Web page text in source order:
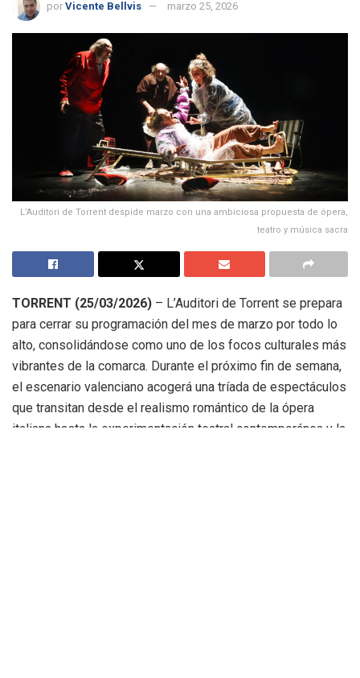
por Vicente Bellvis marzo 25, 2026
L’Auditori de Torrent despide marzo con una ambiciosa propuesta de ópera,
teatro y música sacra
TORRENT (25/03/2026) – L’Auditori de Torrent se prepara
para cerrar su programación del mes de marzo por todo lo
alto, consolidándose como uno de los focos culturales más
vibrantes de la comarca. Durante el próximo fin de semana,
el escenario valenciano acogerá una tríada de espectáculos
que transitan desde el realismo romántico de la ópera
italiana hasta la experimentación teatral contemporánea y la